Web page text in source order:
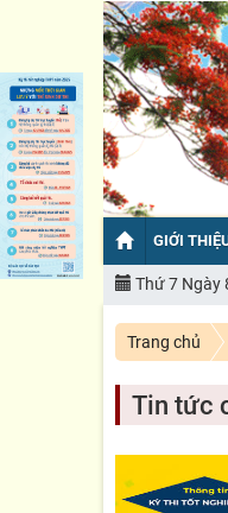
GIỚI
Thứ 7
Trang chủ
Tin tức